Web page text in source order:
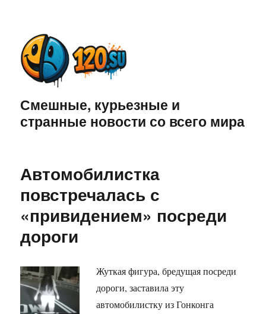
Смешные, курьезные и
странные новости со всего мира
Автомобилистка
повстречалась с
«привидением» посреди
дороги
Жуткая фигура, бредущая посреди
дороги, заставила эту
автомобилистку из Гонконга